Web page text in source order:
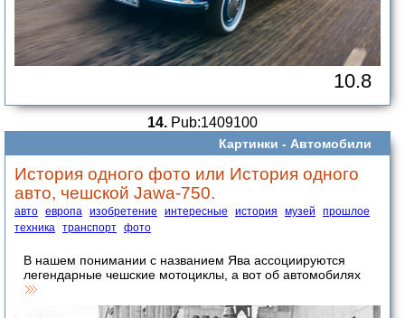
10.8
14. Pub:1409100
Картинки - Автомобили
История одного фото или История одного
авто, чешской Jawa-750.
авто европа изобретение интересные история музей
прошлое
техника
транспорт фото
В нашем понимании с названием Ява ассоциируются
легендарные чешские мотоциклы, а вот об автомобилях